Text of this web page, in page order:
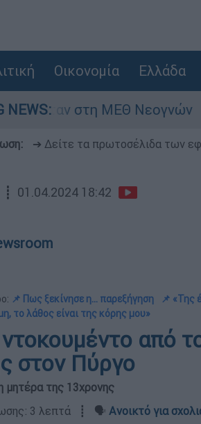
Οικονομία Ελλάδα
NEWS:
στη ΜΕΘ Νεογνών
➔ Δείτε τα πρωτοσέλιδα των
┋ 01.04.2024 18:42
📌 Πως ξεκίνησε η… παρεξήγηση
📌 «Της
το λάθος είναι της κόρης μου»
από
στον Πύργο
μητέρα της 13χρονης
3 λεπτά ┋ 🗣️ Ανοικτό για